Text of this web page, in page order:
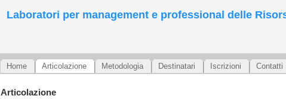
Laboratori per management e professional delle
Home Articolazione Metodologia Destinatari Iscrizioni Contatti
Articolazione